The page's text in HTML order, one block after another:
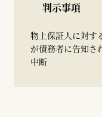
判示事項
物上保証人に対す
が債務者に告知さ
中断